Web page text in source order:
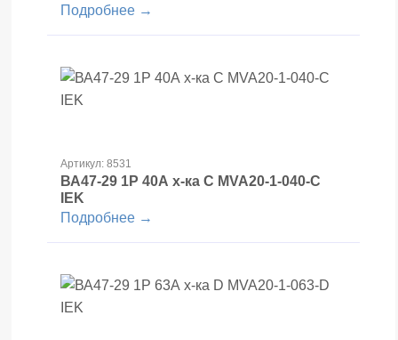
Подробнее →
Артикул: 8531
ВА47-29 1Р 40А х-ка С MVA20-1-040-С
IEK
Подробнее →